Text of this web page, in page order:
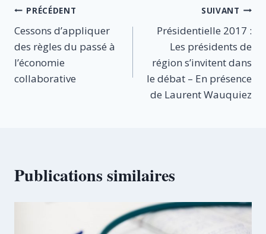
Navigation
de
l’article
PRÉCÉDENT
Cessons d’appliquer
des règles du passé à
l’économie
collaborative
SUIVANT
Présidentielle 2017 :
Les présidents de
région s’invitent dans
le débat – En présence
de Laurent Wauquiez
Publications similaires